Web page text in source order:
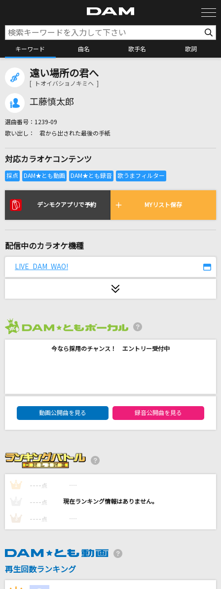
キーワード 曲名 歌手名 歌詞
カラオケ検索
全国りれき
リアルタイムで歌われている曲の一覧
少年
プロポーズ
UNISON SQUARE GARDEN
君の名は希望
久保田利伸with NAOMI CAMPBELL
やさしさで溢れるように
[生音]冬のうた
Mrs. GREEN APPLE
遠い場所の君へ
[ トオイバショノキミヘ ]
工藤慎太郎
選曲番号： 1239-09
君から出された最後の手紙
対応カラオケコンテンツ
デンモクアプリで予約 MYリスト保存
配信中のカラオケ機種
LIVE DAM WAO!
今なら採用のチャンス！ エントリー受付中
DAM★ともボーカルエントリーランキング
動画公開曲を見る
録音公開曲を見る
1 ---- 点 ----
---- 点 ----
3 ---- 点 ----
再生回数ランキング